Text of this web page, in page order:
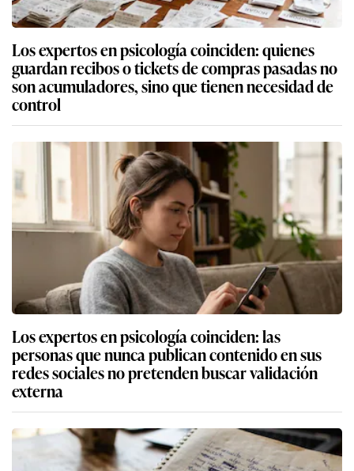
Los expertos en psicología coinciden: quienes
guardan recibos o tickets de compras pasadas no
son acumuladores, sino que tienen necesidad de
control
Los expertos en psicología coinciden: las
personas que nunca publican contenido en sus
redes sociales no pretenden buscar validación
externa